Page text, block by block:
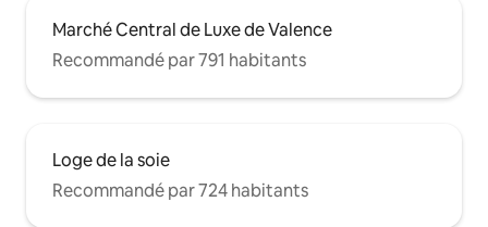
Marché Central de Luxe de Valence
Recommandé par 791 habitants
Loge de la soie
Recommandé par 724 habitants